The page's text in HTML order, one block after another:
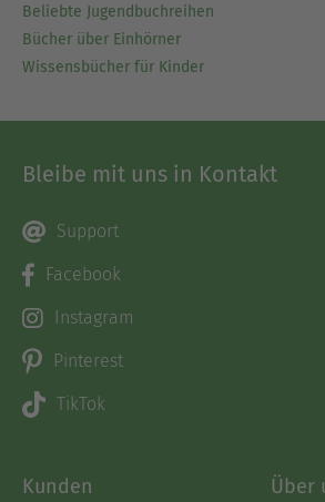
Beliebte Jugendbuchreihen
Bücher über Einhörner
Wissensbücher für Kinder
Bleibe mit uns in Kontakt
Support
Facebook
Instagram
Pinterest
TikTok
Kunden Über